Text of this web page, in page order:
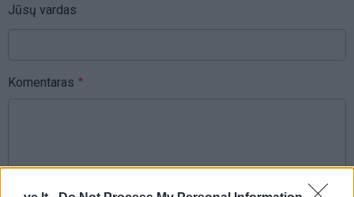
Jūsų vardas
Komentaras